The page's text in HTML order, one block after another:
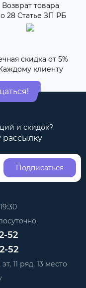
Возврат товара
28 Статье ЗП РБ
скидка от 5%
клиенту
и скидок?
Подписаться
52
52
11 ряд, 13 место